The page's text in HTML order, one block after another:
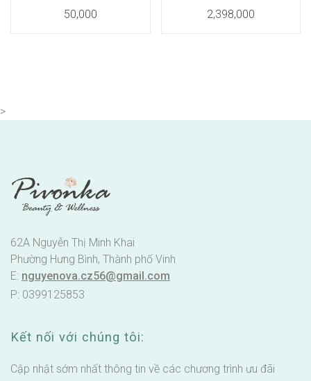
50,000
2,398,000
>
62A Nguyễn Thị Minh Khai
Phường Hưng Bình, Thành phố Vinh
E: nguyenova.cz56@gmail.com
P: 0399125853
Kết nối với chúng tôi:
Cập nhật sớm nhất thông tin về các chương trình ưu đãi